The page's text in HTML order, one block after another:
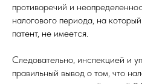
противоречий и
налогового периода, на
патент, не имеется.
Следовательно, инспекцией и
правильный вывод о том, что